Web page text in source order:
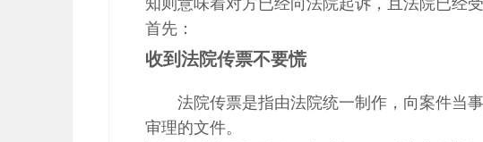
知则意味着对方已经向法院起诉，且法院已经
首先：
收到法院传票不要慌
法院传票是指由法院统一制作，向案件当
审理的文件。